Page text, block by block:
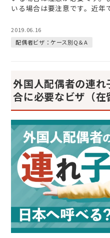
いる場合は要注意です。近年
2019.06.16
配偶者ビザ：ケース別Q＆A
外国人配偶者の連
合に必要なビザ（在